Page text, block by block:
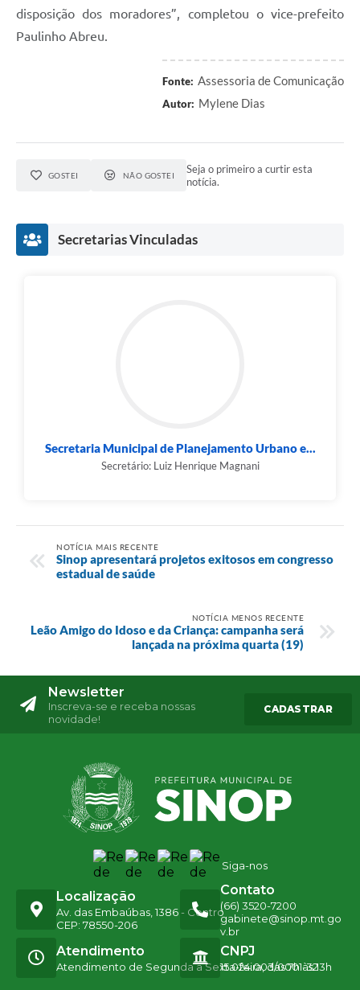
disposição dos moradores”, completou o vice-prefeito
Paulinho Abreu.
Fonte: Assessoria de Comunicação
Autor: Mylene Dias
GOSTEI NÃO GOSTEI
Seja o primeiro a curtir esta
notícia.
Secretarias Vinculadas
Secretaria Municipal de Planejamento Urbano e...
Secretário: Luiz Henrique Magnani
NOTÍCIA MAIS RECENTE
Sinop apresentará projetos exitosos em congresso
estadual de saúde
NOTÍCIA MENOS RECENTE
Leão Amigo do Idoso e da Criança: campanha será
lançada na próxima quarta (19)
Newsletter
Inscreva-se e receba nossas
novidade!
CADASTRAR
Siga-nos
Localização
Av. das Embaúbas, 1386 - Centro
CEP: 78550-206
Contato
(66) 3520-7200
gabinete@sinop.mt.go
v.br
Atendimento
Atendimento de Segunda a Sexta-feira, das 7h às 13h
CNPJ
15.024.003/0001-32